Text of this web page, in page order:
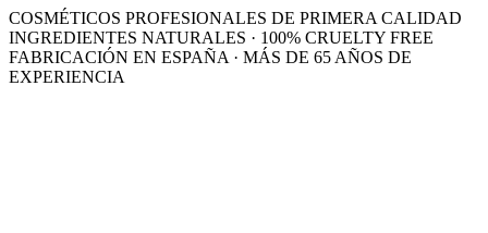
COSMÉTICOS PROFESIONALES DE PRIMERA CALIDAD
INGREDIENTES NATURALES · 100% CRUELTY FREE
FABRICACIÓN EN ESPAÑA · MÁS DE 65 AÑOS DE
EXPERIENCIA